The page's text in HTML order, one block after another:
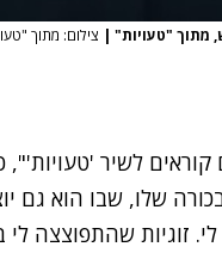
מתוך "טעויות" | צילום: מתוך
קוראים לשיר
שלו, שבו הוא גם
זוגיות שהתפוצצה